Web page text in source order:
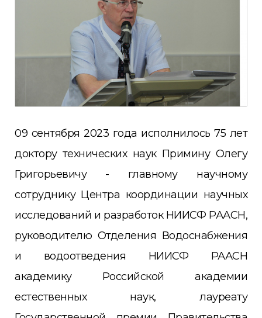
09 сентября 2023 года исполнилось 75 лет
доктору технических наук Примину Олегу
Григорьевичу - главному научному
сотруднику Центра координации научных
исследований и разработок НИИСФ РААСН,
руководителю Отделения Водоснабжения
и водоотведения НИИСФ РААСН
академику Российской академии
естественных наук, лауреату